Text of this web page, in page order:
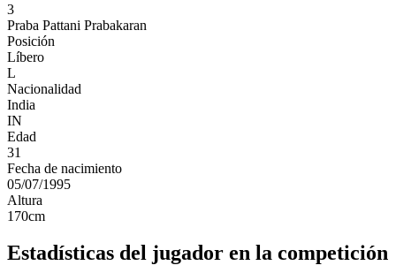
3
Praba Pattani Prabakaran
Posición
Líbero
L
Nacionalidad
India
IN
Edad
31
Fecha de nacimiento
05/07/1995
Altura
170cm
Estadísticas del jugador en la competición